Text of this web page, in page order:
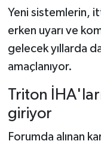
Yeni sistemlerin,
erken uyarı ve
gelecek yıllarda
amaçlanıyor.
Triton
giriyor
Forumda alınan